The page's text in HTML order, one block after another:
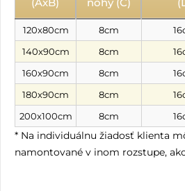
120x80cm 8cm
140x90cm
8cm
160x90cm
8cm
180x90cm
8cm
200x100cm
8cm
* Na individuálnu žiadosť klienta
namontované v inom rozstupe,